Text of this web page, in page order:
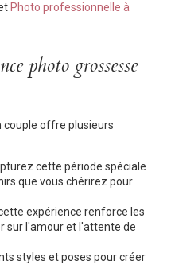
Photo professionnelle à
photo grossesse
couple offre plusieurs
cette période spéciale
que vous chérirez pour
expérience renforce les
sur l'amour et l'attente de
styles et poses pour créer